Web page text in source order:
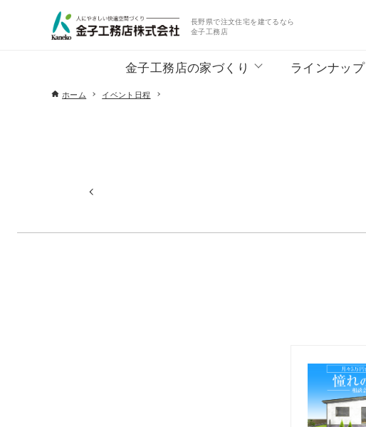
長野県で注文住宅を建てるなら
金子工務店
金子工務店の家づくり ラインナップ
ホーム イベント日程